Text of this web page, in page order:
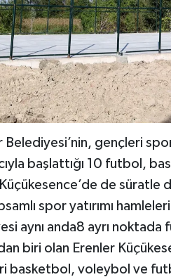
Belediyesi’nin, gençleri
başlattığı 10 futbol,
Küçükesence’de de süratle
spor yatırımı
aynı anda8 ayrı
biri olan Erenler
basketbol, voleybol ve